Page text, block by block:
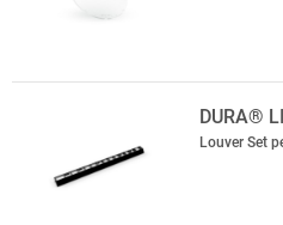
DURA®
Louver Set